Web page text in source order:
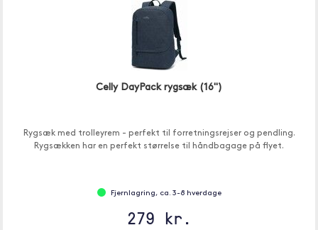
Celly DayPack rygsæk (16")
Rygsæk med trolleyrem - perfekt til forretningsrejser og pendling.
Rygsækken har en perfekt størrelse til håndbagage på flyet.
Fjernlagring, ca. 3-8 hverdage
279 kr.